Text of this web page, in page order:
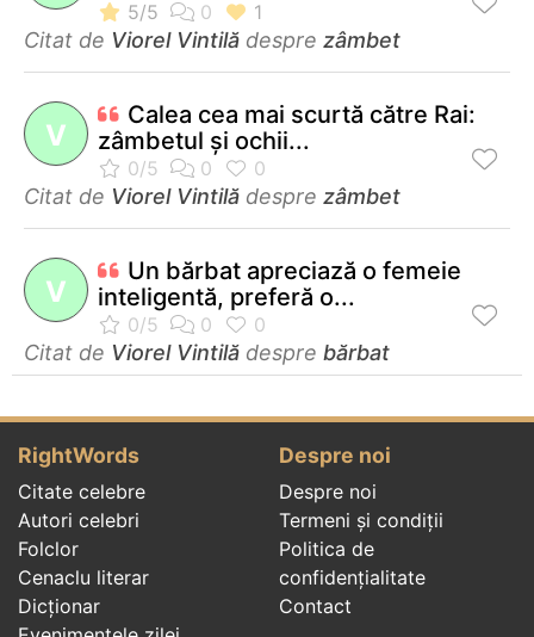
Citat de Viorel Vintilă despre zâmbet
V
Calea cea mai scurtă către Rai:
zâmbetul şi ochii...
Citat de Viorel Vintilă despre zâmbet
V
Un bărbat apreciază o femeie
inteligentă, preferă o...
Citat de Viorel Vintilă despre bărbat
RightWords
Citate celebre
Autori celebri
Folclor
Cenaclu literar
Dicționar
Despre noi
Despre noi
Termeni și condiții
Politica de
confidenţialitate
Contact